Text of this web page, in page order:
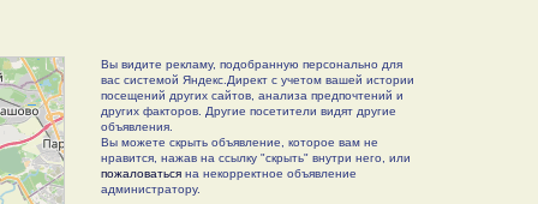
Вы видите рекламу, подобранную персонально для
вас системой Яндекс.Директ с учетом вашей истории
посещений других сайтов, анализа предпочтений и
других факторов. Другие посетители видят другие
объявления.
Вы можете скрыть объявление, которое вам не
нравится, нажав на ссылку "скрыть" внутри него, или
пожаловатьсяна некорректное объявление
администратору.